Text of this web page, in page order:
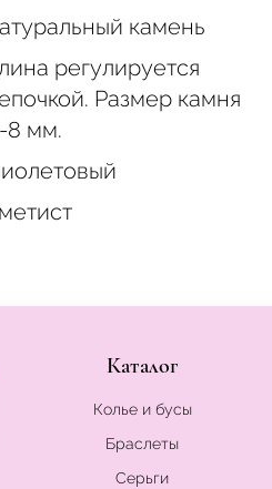
камень
регулируется
Размер камня
8 мм.
Каталог
Колье и бусы
Браслеты
Серьги